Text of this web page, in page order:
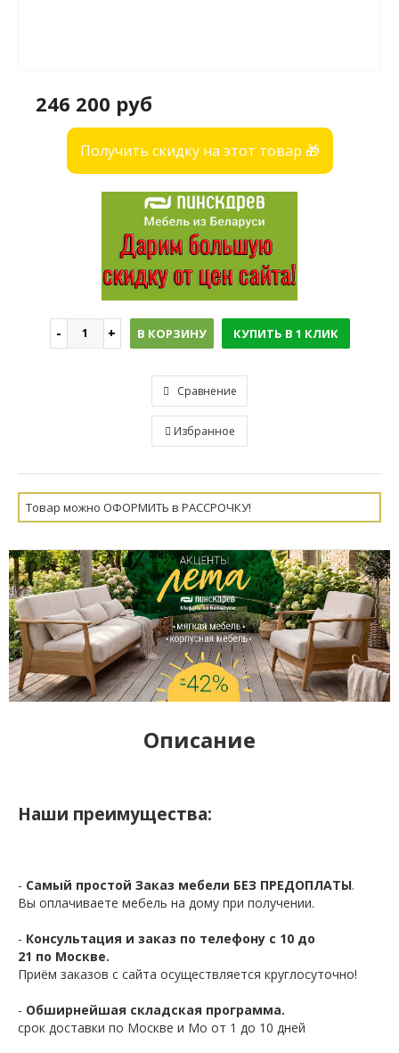
246 200 руб
Получить скидку на этот товар 🎁
В КОРЗИНУ КУПИТЬ В 1 КЛИК
Сравнение
Избранное
Товар можно ОФОРМИТЬ в РАССРОЧКУ!
Описание
Наши преимущества:
- Самый простой Заказ мебели БЕЗ ПРЕДОПЛАТЫ.
Вы оплачиваете мебель на дому при получении.
- Консультация и заказ по телефону с 10 до
21 по Москве.
Приём заказов с сайта осуществляется круглосуточно!
- Обширнейшая складская программа.
срок доставки по Москве и Мо от 1 до 10 дней